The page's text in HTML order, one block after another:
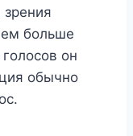
больше
он
обычно